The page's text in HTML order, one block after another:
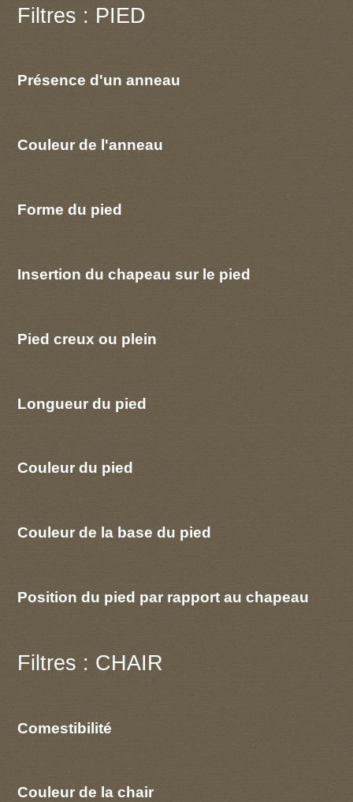
Filtres : PIED
Présence d'un anneau
Couleur de l'anneau
Forme du pied
Insertion du chapeau sur le pied
Pied creux ou plein
Longueur du pied
Couleur du pied
Couleur de la base du pied
Position du pied par rapport au chapeau
Filtres : CHAIR
Comestibilité
Couleur de la chair